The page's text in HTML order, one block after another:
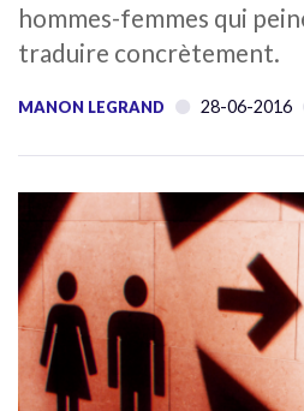
hommes-femmes qui
traduire concrètement.
MANON LEGRAND 28-06-2016